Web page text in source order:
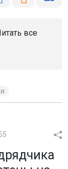
все